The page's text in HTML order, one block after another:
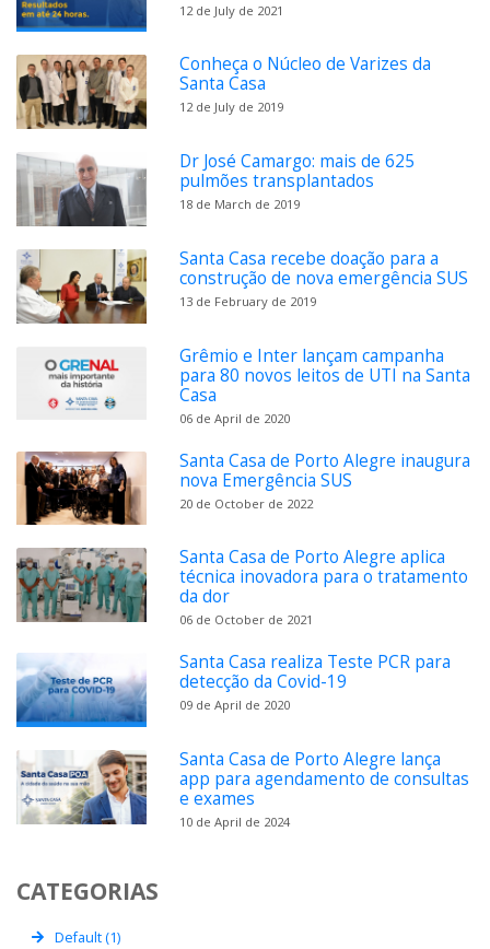
12 de July de 2021
Conheça o Núcleo de Varizes da
Santa Casa
12 de July de 2019
Dr José Camargo: mais de 625
pulmões transplantados
18 de March de 2019
Santa Casa recebe doação para a
construção de nova emergência SUS
13 de February de 2019
Grêmio e Inter lançam campanha
para 80 novos leitos de UTI na Santa
Casa
06 de April de 2020
Santa Casa de Porto Alegre inaugura
nova Emergência SUS
20 de October de 2022
Santa Casa de Porto Alegre aplica
técnica inovadora para o tratamento
da dor
06 de October de 2021
Santa Casa realiza Teste PCR para
detecção da Covid-19
09 de April de 2020
Santa Casa de Porto Alegre lança
app para agendamento de consultas
e exames
10 de April de 2024
CATEGORIAS
Default (1)